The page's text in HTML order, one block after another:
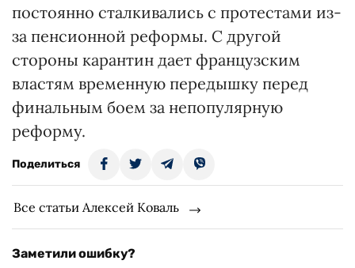
постоянно сталкивались с протестами из-
за пенсионной реформы. С другой
стороны карантин дает французским
властям временную передышку перед
финальным боем за непопулярную
реформу.
Поделиться
Все статьи Алексей Коваль
Заметили ошибку?